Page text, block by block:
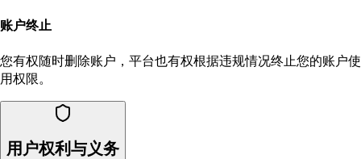
账户终止
您有权随时删除账户，平台也有权根据违规情况终止您的账户使
用权限。
用户权利与义务